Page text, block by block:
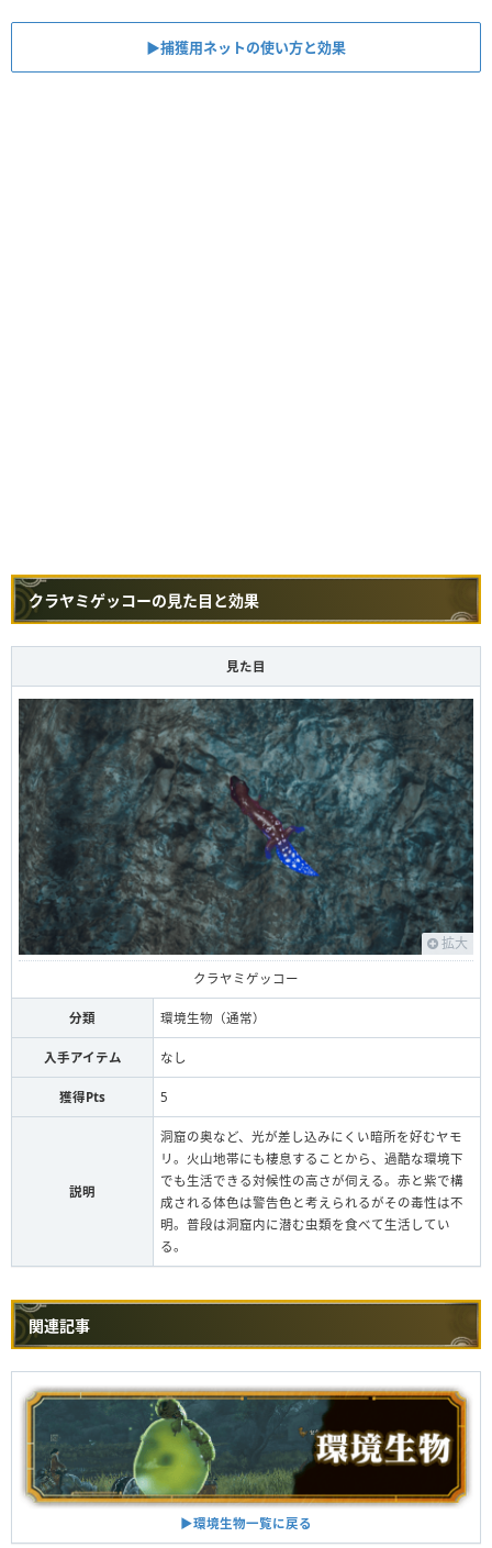
▶︎捕獲用ネットの使い方と効果
クラヤミゲッコーの見た目と効果
見た目
拡大
クラヤミゲッコー
分類 環境生物（通常）
入手アイテム なし
獲得Pts 5
説明
洞窟の奥など、光が差し込みにくい暗所を好むヤモ
リ。火山地帯にも棲息することから、過酷な環境下
でも生活できる対候性の高さが伺える。赤と紫で構
成される体色は警告色と考えられるがその毒性は不
明。普段は洞窟内に潜む虫類を食べて生活してい
る。
関連記事
▶︎環境生物一覧に戻る